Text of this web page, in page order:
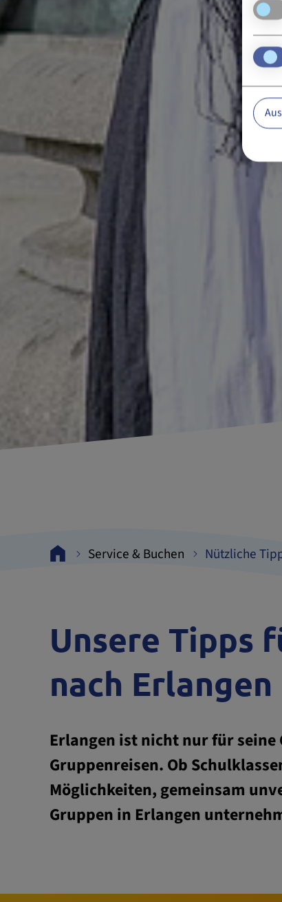
Nützliche
Service & Buchen
Unsere Tipps
nach Erlangen
Erlangen ist nicht nur für seine
Gruppenreisen. Ob
Möglichkeiten, gemeinsam
Gruppen in Erlangen